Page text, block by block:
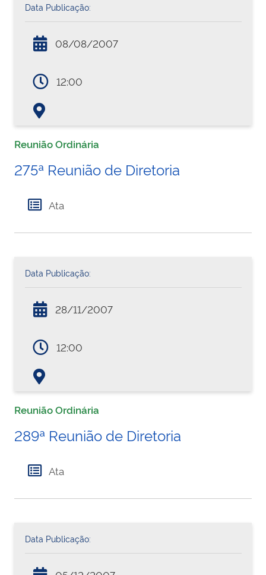
Data Publicação:
08/08/2007
12:00
Reunião Ordinária
275ª Reunião de Diretoria
Ata
Data Publicação:
28/11/2007
12:00
Reunião Ordinária
289ª Reunião de Diretoria
Ata
Data Publicação: